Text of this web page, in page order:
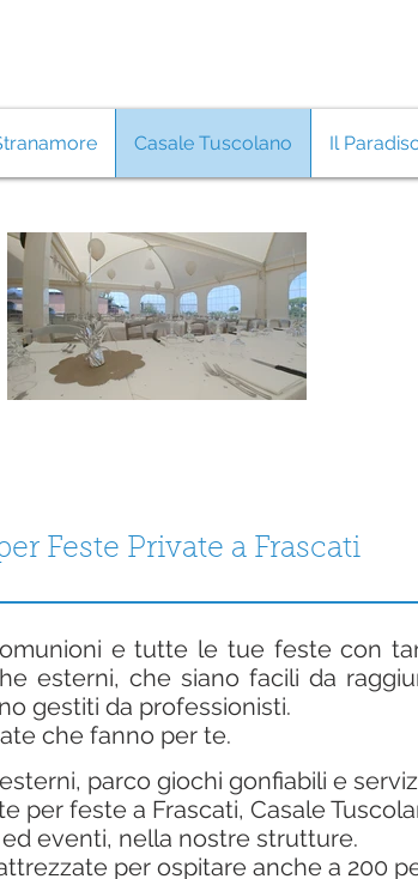
Feste Private a Frascati
e tutte le tue feste con
esterni, che siano facili da
gestiti da professionisti.
che fanno per te.
parco giochi gonfiabili e
per feste a Frascati, Casale
eventi, nella nostre strutture.
per ospitare anche a 200
Casale Tuscolano Il